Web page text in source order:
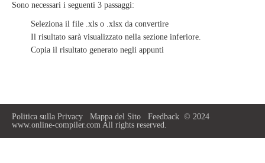
Sono necessari i seguenti 3 passaggi:
Seleziona il file .xls o .xlsx da convertire
Il risultato sarà visualizzato nella sezione inferiore.
Copia il risultato generato negli appunti
Politica sulla Privacy Mappa del Sito Feedback © 2024
www.online-compiler.com All rights reserved.